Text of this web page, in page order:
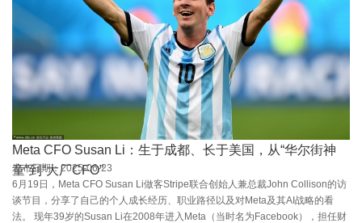
Meta CFO Susan Li：生于成都、长于美国，从“华尔街神
童”到“大厂CFO”
发布日期：2025-06-23
6月19日，Meta CFO Susan Li做客Stripe联合创始人兼总裁John Collison的访
谈节目，分享了自己的个人成长经历、职业路径以及对Meta及其AI战略的看
法。 现年39岁的Susan Li在2008年进入Meta（当时名为Facebook），担任财